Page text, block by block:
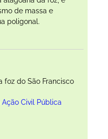
de massa e
poligonal.
foz do São Francisco
Civil Pública